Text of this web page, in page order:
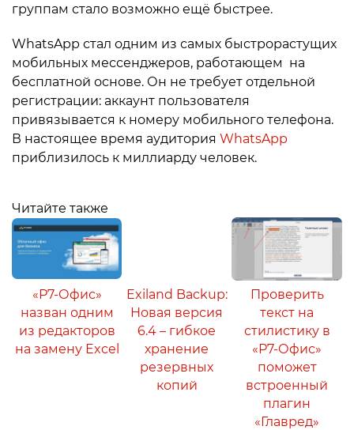
группам стало возможно ещё быстрее.
WhatsApp стал одним из самых быстрорастущих
мобильных мессенджеров, работающем на
бесплатной основе. Он не требует отдельной
регистрации: аккаунт пользователя
привязывается к номеру мобильного телефона.
В настоящее время аудитория WhatsApp
приблизилось к миллиарду человек.
Читайте также
«Р7-Офис»
назван одним
из редакторов
на замену Excel
Exiland Backup:
Новая версия
6.4 – гибкое
хранение
резервных
копий
Проверить
текст на
стилистику в
«Р7-Офис»
поможет
встроенный
плагин
«Главред»